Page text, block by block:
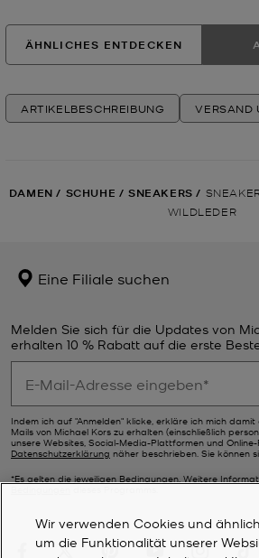
ÄHNLICHES ENTDECKEN
ARTIKELBESCHREIBUNG VERSAND
DAMEN / SCHUHE / SNEAKERS /
WILDLEDER
Eine Filiale suchen
Melden Sie sich für die Updates von
erhalten 10 % Rabatt auf die erste
Indem ich auf "Anmelden" klicke, erkläre ich mich
Mails von Michael Kors zu erhalten (einschließlich
unsere Websites, Social-Media-Plattformen und
Datenschutzerklärung näher beschrieben. Sie können
*Es gelten die jeweiligen Bedingungen. Weitere
Wir verwenden Cookies und
um die Funktionalität unserer